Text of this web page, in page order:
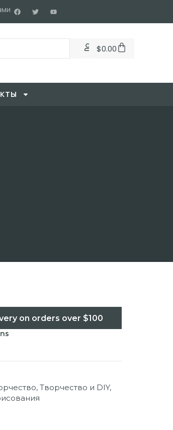
$0.00
on orders over $100
, Творчество и DIY,